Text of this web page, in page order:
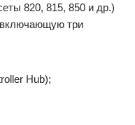
820, 815, 850 и др.)
включающую три
Hub);